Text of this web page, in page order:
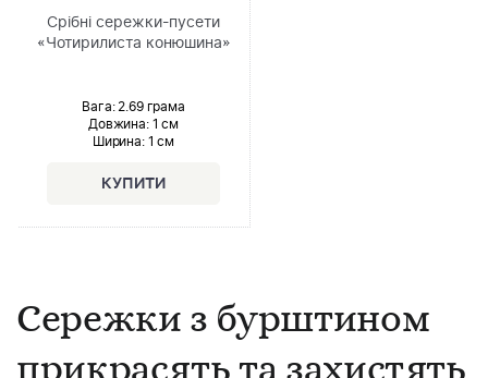
Срібні сережки-пусети
«Чотирилиста конюшина»
Вага: 2.69 грама
Довжина:1 см
Ширина: 1 см
Сережки з бурштином
прикрасять та захистять